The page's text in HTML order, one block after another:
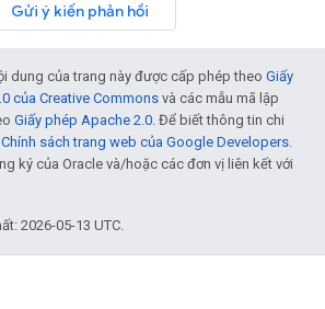
Gửi ý kiến phản hồi
dung của trang này được cấp phép theo Giấy
của Creative Commons và các mẫu mã lập
Giấy phép Apache 2.0. Để biết thông tin chi
Chính sách trang web của Google Developers.
ký của Oracle và/hoặc các đơn vị liên kết với
2026-05-13 UTC.